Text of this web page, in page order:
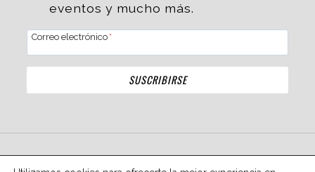
eventos y mucho más.
Correo electrónico *
SUSCRIBIRSE
© Copyright Zalmia. Aviso Legal Política de Privacidad